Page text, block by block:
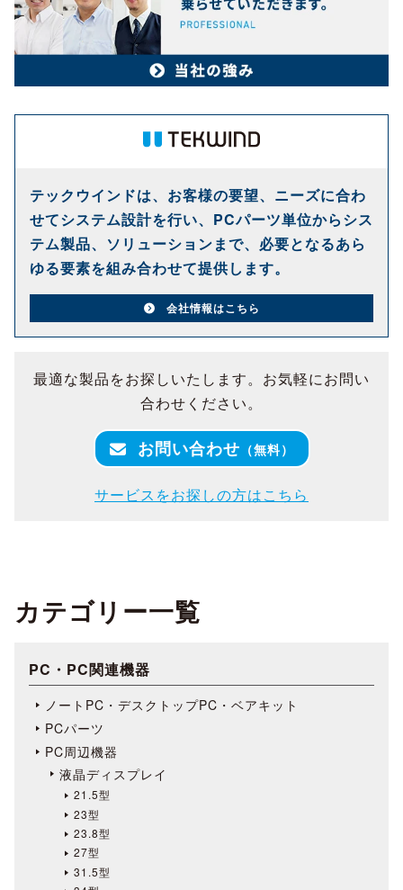
テックウインドは、お客様の要望、ニーズに合わ
せてシステム設計を行い、PCパーツ単位からシス
テム製品、ソリューションまで、必要となるあら
ゆる要素を組み合わせて提供します。
会社情報はこちら
最適な製品をお探しいたします。お気軽にお問い
合わせください。
お問い合わせ （無料）
サービスをお探しの方はこちら
カテゴリー一覧
PC・PC関連機器
ノートPC・デスクトップPC・ベアキット
PCパーツ
PC周辺機器
液晶ディスプレイ
21.5型
23型
23.8型
27型
31.5型